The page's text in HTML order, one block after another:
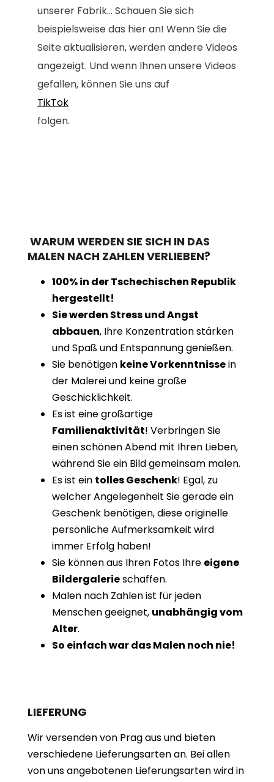
unserer Fabrik... Schauen Sie sich
beispielsweise das hier an! Wenn Sie die
Seite aktualisieren, werden andere Videos
angezeigt. Und wenn Ihnen unsere Videos
gefallen, können Sie uns auf
TikTok
folgen.
WARUM WERDEN SIE SICH IN DAS
MALEN NACH ZAHLEN VERLIEBEN?
100% in der Tschechischen Republik
hergestellt!
Sie werden Stress und Angst
abbauen, Ihre Konzentration stärken
und Spaß und Entspannung genießen.
Sie benötigen keine Vorkenntnissein
der Malerei und keine große
Geschicklichkeit.
Es ist eine großartige
Familienaktivität! Verbringen Sie
einen schönen Abend mit Ihren Lieben,
während Sie ein Bild gemeinsam malen.
Es ist ein tolles Geschenk! Egal, zu
welcher Angelegenheit Sie gerade ein
Geschenk benötigen, diese originelle
persönliche Aufmerksamkeit wird
immer Erfolg haben!
Sie können aus Ihren Fotos Ihre eigene
Bildergalerieschaffen.
Malen nach Zahlen ist für jeden
Menschen geeignet, unabhängig vom
Alter.
So einfach war das Malen noch nie!
LIEFERUNG
Wir versenden von Prag aus und bieten
verschiedene Lieferungsarten an. Bei allen
von uns angebotenen Lieferungsarten wird in